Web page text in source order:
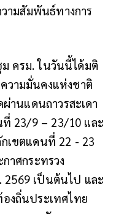
ามสัมพันธ์ทางการ
ครม. ในวันนี้ได้มติ
วามมั่นคงแห่งชาติ
านแดนถาวรสะเดา
23/9 – 23/10 และ
เขตแดนที่ 22 - 23
าศกระทรวง
2569 เป็นต้นไป และ
องถิ่นประเทศไทย